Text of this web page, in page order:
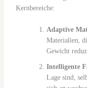
Kernbereiche:
Adaptive
Materialien,
Gewicht
Intelligente
Lage sind,